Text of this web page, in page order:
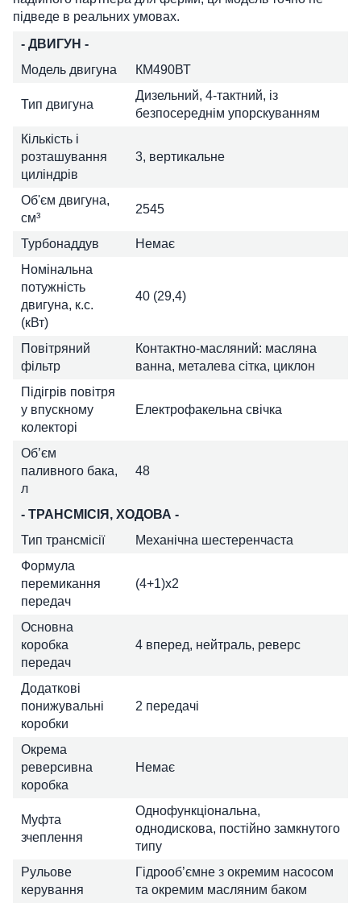
підведе в реальних умовах.
- ДВИГУН -
Модель двигуна
КМ490ВТ
Тип двигуна
Дизельний, 4-тактний, із
безпосереднім упорскуванням
Кількість і
розташування
циліндрів
3, вертикальне
Об'єм двигуна,
см³
2545
Турбонаддув
Немає
Номінальна
потужність
двигуна, к.с.
(кВт)
40 (29,4)
Повітряний
фільтр
Контактно-масляний: масляна
ванна, металева сітка, циклон
Підігрів повітря
у впускному
колекторі
Електрофакельна свічка
Об’єм
паливного бака,
л
48
- ТРАНСМІСІЯ, ХОДОВА -
Тип трансмісії
Механічна шестеренчаста
Формула
перемикання
передач
(4+1)х2
Основна
коробка
передач
4 вперед, нейтраль, реверс
Додаткові
понижувальні
коробки
2 передачі
Окрема
реверсивна
коробка
Немає
Муфта
зчеплення
Однофункціональна,
однодискова, постійно замкнутого
типу
Рульове
керування
Гідрооб’ємне з окремим насосом
та окремим масляним баком